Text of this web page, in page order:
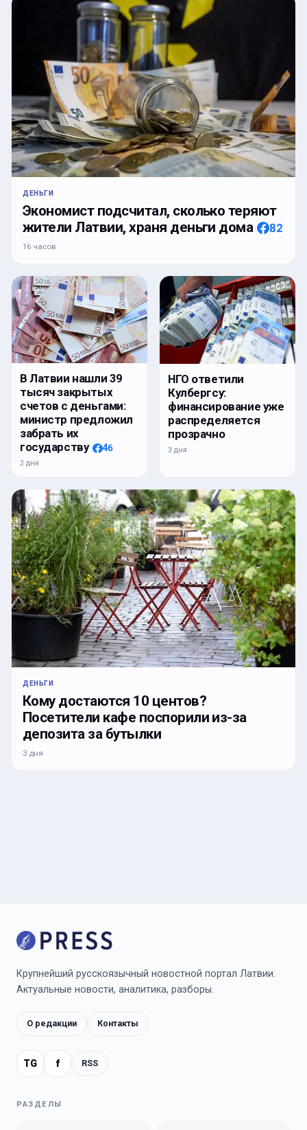
ДЕНЬГИ
Экономист подсчитал, сколько теряют
жители Латвии, храня деньги дома
82
16 часов
В Латвии нашли 39
тысяч закрытых
счетов с деньгами:
министр предложил
забрать их
государству
46
2 дня
НГО ответили
Кулбергсу:
финансирование уже
распределяется
прозрачно
3 дня
ДЕНЬГИ
Кому достаются 10 центов?
Посетители кафе поспорили из-за
депозита за бутылки
3 дня
Крупнейший русскоязычный новостной портал Латвии.
Актуальные новости, аналитика, разборы.
О редакции Контакты
TG f RSS
РАЗДЕЛЫ